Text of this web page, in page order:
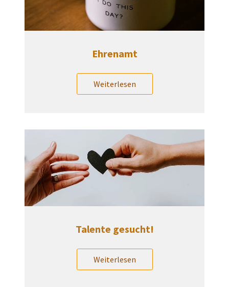
Ehrenamt
Weiterlesen
Talente gesucht!
Weiterlesen